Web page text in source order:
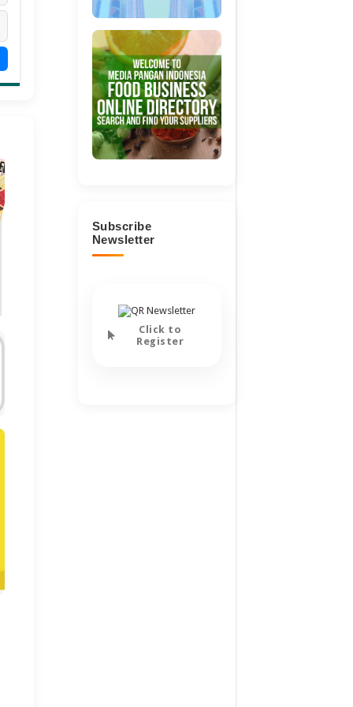
Subscribe
Newsletter
Click to
Register